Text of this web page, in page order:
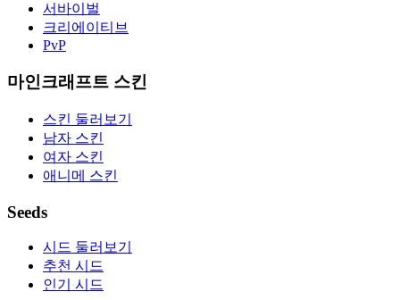
서바이벌
크리에이티브
PvP
마인크래프트 스킨
스킨 둘러보기
남자 스킨
여자 스킨
애니메 스킨
Seeds
시드 둘러보기
추천 시드
인기 시드